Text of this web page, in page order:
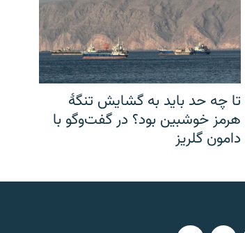
تا چه حد باید به گشایش تنگهٔ
هرمز خوشبین بود؟ در گفت‌وگو با
دامون گلریز